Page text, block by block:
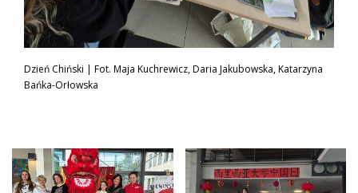
Dzień Chiński | Fot. Maja Kuchrewicz, Daria Jakubowska, Katarzyna
Bańka-Orłowska